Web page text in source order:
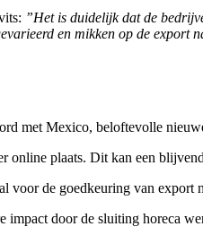
”Het is duidelijk dat de
en mikken op de
met Mexico, beloftevolle
online plaats. Dit kan een
voor de goedkeuring van export
impact door de sluiting horeca